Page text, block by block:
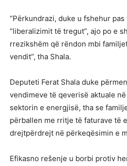
“Përkundrazi, duke u fshehur
“liberalizimit të tregut”, ajo po e
rrezikshëm që rëndon mbi
vendit”, tha Shala.
Deputeti Ferat Shala duke
vendimeve të qeverisë aktuale
sektorin e energjisë, tha se
përballen me rritje të faturave të
drejtpërdrejt në përkeqësimin e
Efikasno rešenje u borbi protiv